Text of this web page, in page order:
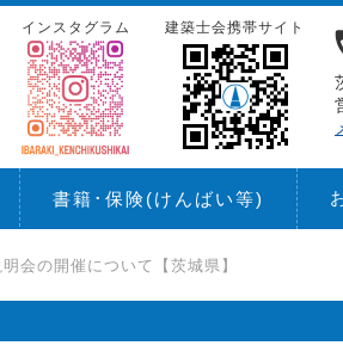
建築士会携帯サイト
インスタグラム
書籍･保険(けんばい等)
会の開催について【茨城県】